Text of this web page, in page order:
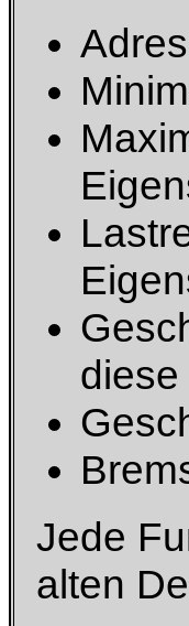
Jede
alten